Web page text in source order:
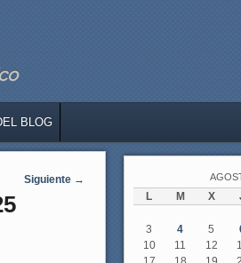
BLOG
Siguiente →
L M X
3
4 5
10
11 12